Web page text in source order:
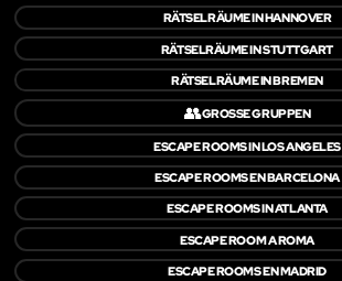
RÄTSELRÄUME IN HANNOVER
RÄTSELRÄUME IN STUTTGART
RÄTSELRÄUME IN BREMEN
👥GROSSE GRUPPEN
ESCAPE ROOMS IN LOS ANGELES
ESCAPE ROOMS EN BARCELONA
ESCAPE ROOMS IN ATLANTA
ESCAPE ROOM A ROMA
ESCAPE ROOMS EN MADRID